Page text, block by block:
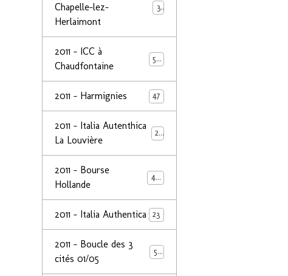
Chapelle-lez-
Herlaimont
32
2011 - ICC à
Chaudfontaine
50
2011 - Harmignies 47
2011 - Italia Autenthica
La Louvière
23
2011 - Bourse
Hollande
40
2011 - Italia Authentica 23
2011 - Boucle des 3
cités 01/05
50